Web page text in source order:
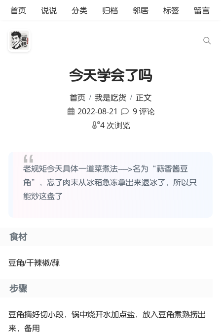
首页 说说 分类 归档 邻居 标签 留言
今天学会了吗
首页 我是吃货 正文
2022-08-21
9 评论
4 次浏览
老规矩今天具体一道菜煮法----->名为“蒜香酱豆
角”，忘了肉末从冰箱急冻拿出来退冰了，所以只
能炒这盘了
食材
豆角/干辣椒/蒜
步骤
豆角摘好切小段，锅中烧开水加点盐，放入豆角煮熟捞出
来，备用